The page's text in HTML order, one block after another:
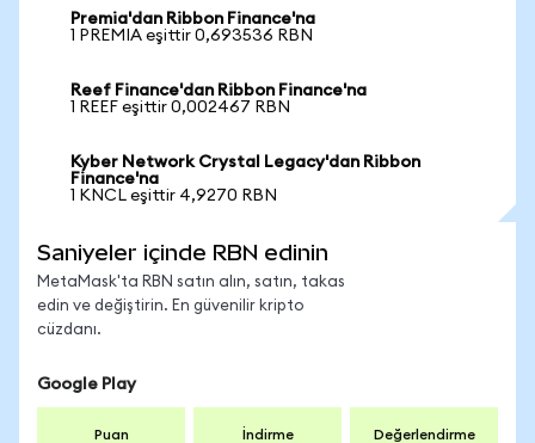
Premia'dan Ribbon Finance'na
1 PREMIA eşittir 0,693536 RBN
Reef Finance'dan Ribbon Finance'na
1 REEF eşittir 0,002467 RBN
Kyber Network Crystal Legacy'dan Ribbon
Finance'na
1 KNCL eşittir 4,9270 RBN
Saniyeler içinde RBN edinin
MetaMask'ta RBN satın alın, satın, takas
edin ve değiştirin. En güvenilir kripto
cüzdanı.
Google Play
Puan İndirme Değerlendirme